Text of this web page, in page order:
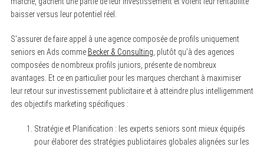
baisser versus leur potentiel réel.
S’assurer de faire appel à une agence composée de profils uniquement
seniors en Ads comme Becker & Consulting , plutôt qu’à des agences
composées de nombreux profils juniors, présente de nombreux
avantages. Et ce en particulier pour les marques cherchant à maximiser
leur retour sur investissement publicitaire et à atteindre plus intelligemment
des objectifs marketing spécifiques :
Stratégie et Planification : les experts seniors sont mieux équipés
pour élaborer des stratégies publicitaires globales alignées sur les